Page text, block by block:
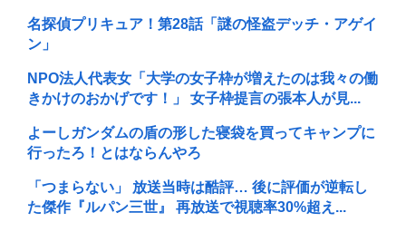
名探偵プリキュア！第28話「謎の怪盗デッチ・アゲイ
ン」
NPO法人代表女「大学の女子枠が増えたのは我々の働
きかけのおかげです！」 女子枠提言の張本人が見...
よーしガンダムの盾の形した寝袋を買ってキャンプに
行ったろ！とはならんやろ
「つまらない」 放送当時は酷評… 後に評価が逆転し
た傑作『ルパン三世』 再放送で視聴率30%超え...